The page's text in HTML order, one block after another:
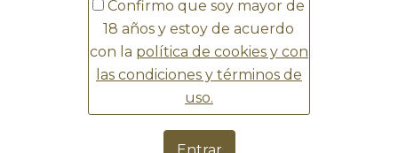
Confirmo que soy mayor de
18 años y estoy de acuerdo
con la política de cookies y con
las condiciones y términos de
uso.